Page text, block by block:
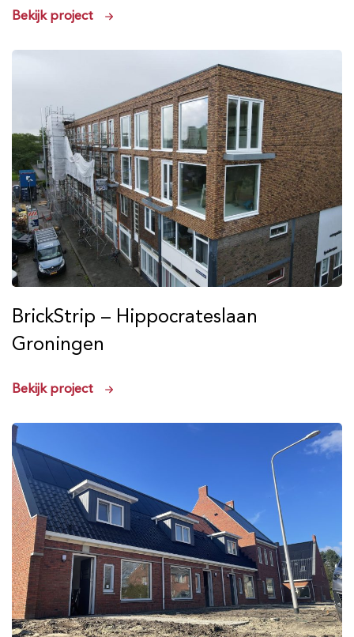
Bekijk project
BrickStrip – Hippocrateslaan
Groningen
Bekijk project